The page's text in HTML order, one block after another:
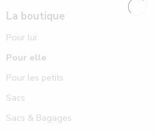
La boutique
Pour lui
Pour elle
Pour les petits
Sacs
Sacs & Bagages